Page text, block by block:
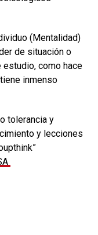
(Mentalidad)
de situación o
como hace
inmenso
tolerancia y
y lecciones